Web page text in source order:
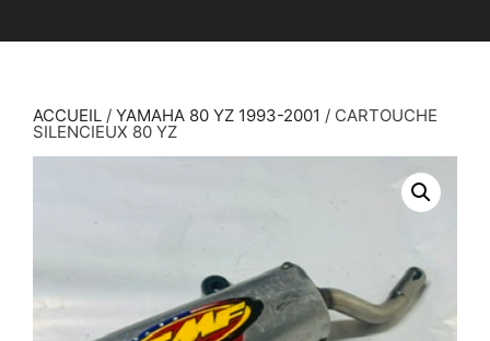
ACCUEIL / YAMAHA 80 YZ 1993-2001 / CARTOUCHE
SILENCIEUX 80 YZ